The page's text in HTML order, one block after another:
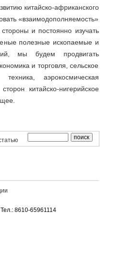
китайско-африканского
«взаимодополняемость»
и постоянно изучать
полезные ископаемые и
мы будем продвигать
и торговля, сельское
аэрокосмическая
китайско-нигерийское
8610-65961114